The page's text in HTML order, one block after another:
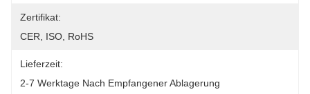
Zertifikat:
CER, ISO, RoHS
Lieferzeit:
2-7 Werktage Nach Empfangener Ablagerung